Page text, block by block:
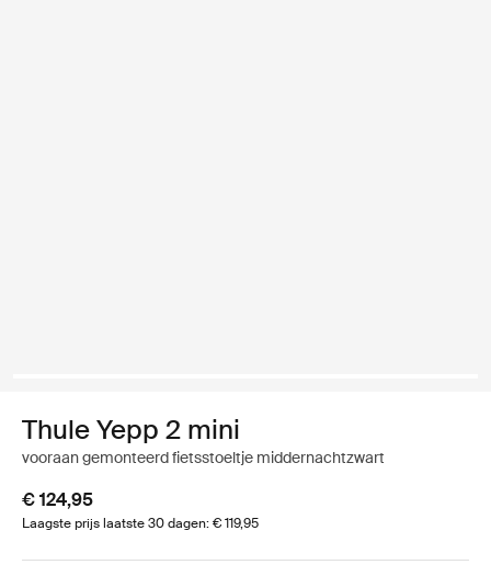
Thule Yepp 2 mini
vooraan gemonteerd fietsstoeltje middernachtzwart
€ 124,95
Laagste prijs laatste 30 dagen: € 119,95